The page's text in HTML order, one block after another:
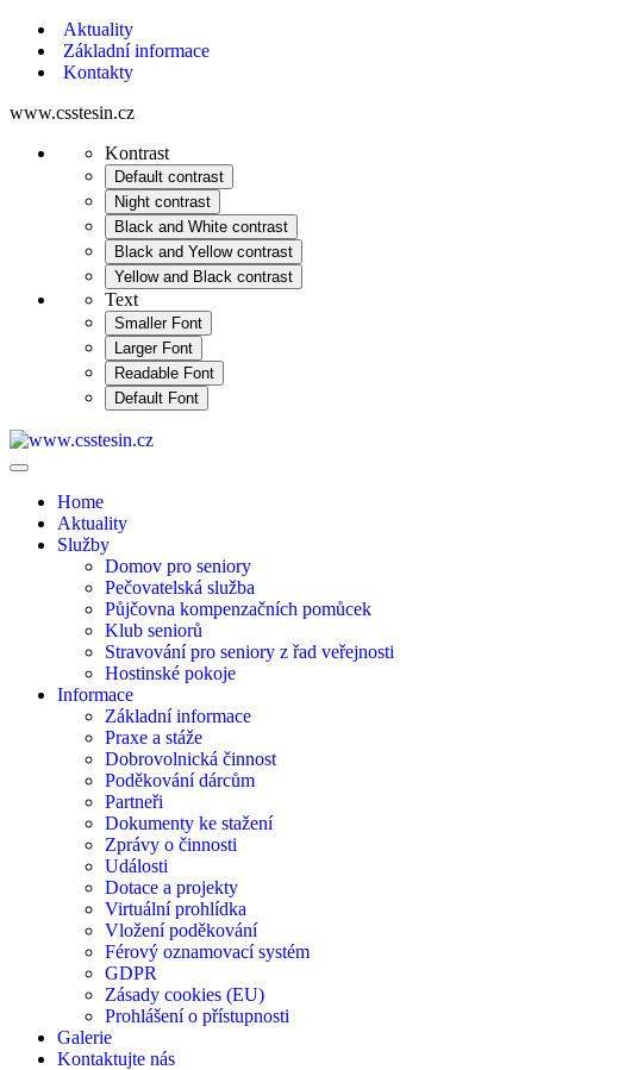
Aktuality
Základní informace
Kontakty
www.csstesin.cz
Kontrast
Default contrast
Night contrast
Black and White contrast
Black and Yellow contrast
Yellow and Black contrast
Text
Smaller Font
Larger Font
Readable Font
Default Font
Home
Aktuality
Služby
Domov pro seniory
Pečovatelská služba
Půjčovna kompenzačních pomůcek
Klub seniorů
Stravování pro seniory z řad veřejnosti
Hostinské pokoje
Informace
Základní informace
Praxe a stáže
Dobrovolnická činnost
Poděkování dárcům
Partneři
Dokumenty ke stažení
Zprávy o činnosti
Události
Dotace a projekty
Virtuální prohlídka
Vložení poděkování
Férový oznamovací systém
GDPR
Zásady cookies (EU)
Prohlášení o přístupnosti
Galerie
Kontaktujte nás